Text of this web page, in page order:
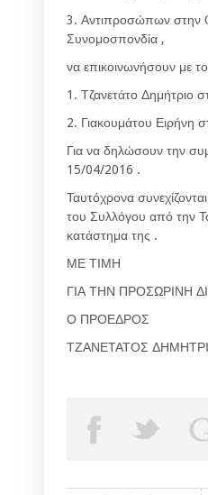
3. Αντιπροσώπων στην
Συνομοσπονδία ,
να επικοινωνήσουν με
1. Τζανετάτο Δημήτριο
2. Γιακουμάτου Ειρήνη
Για να δηλώσουν την
15/04/2016 .
Ταυτόχρονα
του Συλλόγου από την
κατάστημα της .
ΜΕ ΤΙΜΗ
ΓΙΑ ΤΗΝ ΠΡΟΣΩΡΙΝΗ
Ο ΠΡΟΕΔΡΟΣ
ΤΖΑΝΕΤΑΤΟΣ